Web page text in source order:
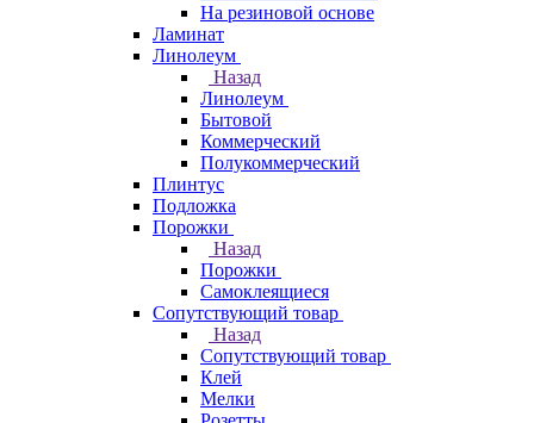
На резиновой основе
Ламинат
Линолеум
Назад
Линолеум
Бытовой
Коммерческий
Полукоммерческий
Плинтус
Подложка
Порожки
Назад
Порожки
Самоклеящиеся
Сопутствующий товар
Назад
Сопутствующий товар
Клей
Мелки